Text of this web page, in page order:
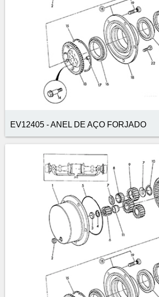
EV12405 - ANEL DE AÇO FORJADO